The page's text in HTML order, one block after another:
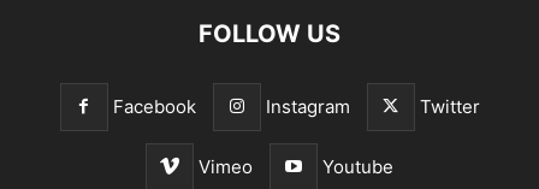
FOLLOW US
Facebook Instagram Twitter
Vimeo Youtube